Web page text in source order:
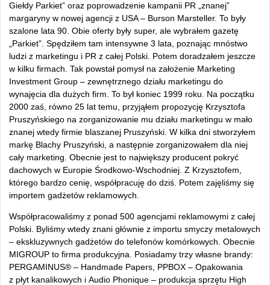
Giełdy Parkiet” oraz poprowadzenie kampanii PR „znanej”
margaryny w nowej agencji z USA – Burson Marsteller. To były
szalone lata 90. Obie oferty były super, ale wybrałem gazetę
„Parkiet”. Spędziłem tam intensywne 3 lata, poznając mnóstwo
ludzi z marketingu i PR z całej Polski. Potem doradzałem jeszcze
w kilku firmach. Tak powstał pomysł na założenie Marketing
Investment Group – zewnętrznego działu marketingu do
wynajęcia dla dużych firm. To był koniec 1999 roku. Na początku
2000 zaś, równo 25 lat temu, przyjąłem propozycję Krzysztofa
Pruszyńskiego na zorganizowanie mu działu marketingu w mało
znanej wtedy firmie blaszanej Pruszyński. W kilka dni stworzyłem
markę Blachy Pruszyński, a następnie zorganizowałem dla niej
cały marketing. Obecnie jest to największy producent pokryć
dachowych w Europie Środkowo-Wschodniej. Z Krzysztofem,
którego bardzo cenię, współpracuję do dziś. Potem zajęliśmy się
importem gadżetów reklamowych.
Współpracowaliśmy z ponad 500 agencjami reklamowymi z całej
Polski. Byliśmy wtedy znani głównie z importu smyczy metalowych
– ekskluzywnych gadżetów do telefonów komórkowych. Obecnie
MIGROUP to firma produkcyjna. Posiadamy trzy własne brandy:
PERGAMINUS® – Handmade Papers, PPBOX – Opakowania
z płyt kanalikowych i Audio Phonique – produkcja sprzętu High